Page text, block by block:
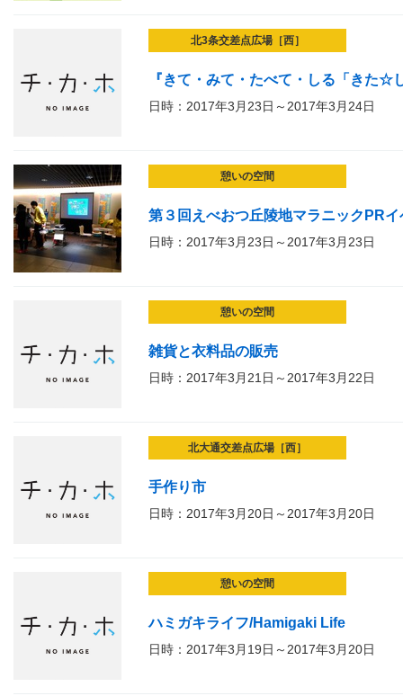
北3条交差点広場［西］
『きて・みて・たべて・しる「きた☆
日時：2017年3月23日～2017年3月24日
憩いの空間
第３回えべおつ丘陵地マラニックPRイ
日時：2017年3月23日～2017年3月23日
憩いの空間
雑貨と衣料品の販売
日時：2017年3月21日～2017年3月22日
北大通交差点広場［西］
手作り市
日時：2017年3月20日～2017年3月20日
憩いの空間
ハミガキライフ/Hamigaki Life
日時：2017年3月19日～2017年3月20日